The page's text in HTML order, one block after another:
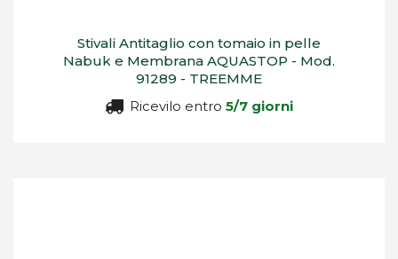
Stivali Antitaglio con tomaio in pelle
Nabuk e Membrana AQUASTOP - Mod.
91289 - TREEMME
Ricevilo entro 5/7 giorni